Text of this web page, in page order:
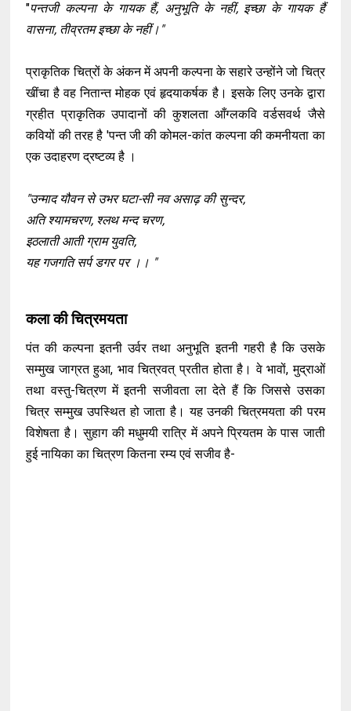
"पन्तजी कल्पना के गायक हैं, अनुभूति के नहीं, इच्छा के गायक हैं
वासना, तीव्रतम इच्छा के नहीं।"
प्राकृतिक चित्रों के अंकन में अपनी कल्पना के सहारे उन्होंने जो चित्र
खींचा है वह नितान्त मोहक एवं हृदयाकर्षक है। इसके लिए उनके द्वारा
ग्रहीत प्राकृतिक उपादानों की कुशलता आँग्लकवि वर्डसवर्थ जैसे
कवियों की तरह है 'पन्त जी की कोमल-कांत कल्पना की कमनीयता का
एक उदाहरण द्रष्टव्य है ।
"उन्माद यौवन से उभर घटा-सी नव असाढ़ की सुन्दर,
अति श्यामचरण, श्लथ मन्द चरण,
इठलाती आती ग्राम युवति,
यह गजगति सर्प डगर पर ।। "
कला की चित्रमयता
पंत की कल्पना इतनी उर्वर तथा अनुभूति इतनी गहरी है कि उसके
सम्मुख जाग्रत हुआ, भाव चित्रवत् प्रतीत होता है। वे भावों, मुद्राओं
तथा वस्तु-चित्रण में इतनी सजीवता ला देते हैं कि जिससे उसका
चित्र सम्मुख उपस्थित हो जाता है। यह उनकी चित्रमयता की परम
विशेषता है। सुहाग की मधुमयी रात्रि में अपने प्रियतम के पास जाती
हुई नायिका का चित्रण कितना रम्य एवं सजीव है-